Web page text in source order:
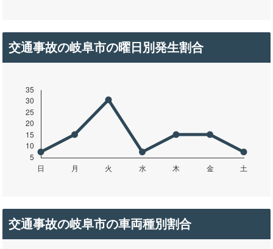
交通事故の岐阜市の曜日別発生割合
交通事故の岐阜市の車両種別割合